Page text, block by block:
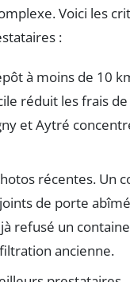
Voici les
:
à moins de 10
réduit les frais
et Aytré
récentes. Un
de porte
refusé un
ancienne.